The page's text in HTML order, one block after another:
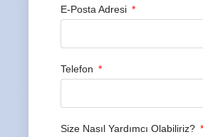
E-Posta Adresi
Telefon
Size Nasıl Yardımcı Olabiliriz?